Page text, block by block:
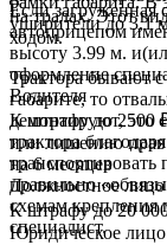
уширители до 3,1
на тралах. Этот
ходом.
Трактора бывают с
габарите, то
демонтируют, это
трактора
правильно
схемам крепления
специалист.
Если загруженная
автоприцепом
высоту 3.99 м.
оформление
Водителя
К штрафу до 2500
или лишению прав
на 6 месяцев
Должностное лицо
К штрафу до 20
Юридическое лицо